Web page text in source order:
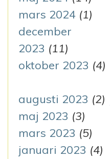
mars 2024 (1)
december
2023 (11)
oktober 2023 (4)
augusti 2023 (2)
maj 2023 (3)
mars 2023 (5)
januari 2023 (4)